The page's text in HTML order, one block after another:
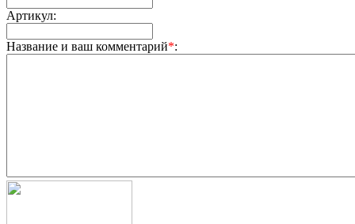
Артикул:
Название и ваш комментарий*: